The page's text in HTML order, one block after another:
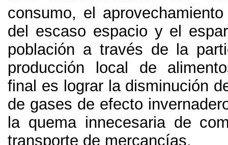
consumo, el
del escaso espacio y el
población a través de la
producción local de
final es lograr la disminución
de gases de efecto
la quema innecesaria de
transporte de mercancías.